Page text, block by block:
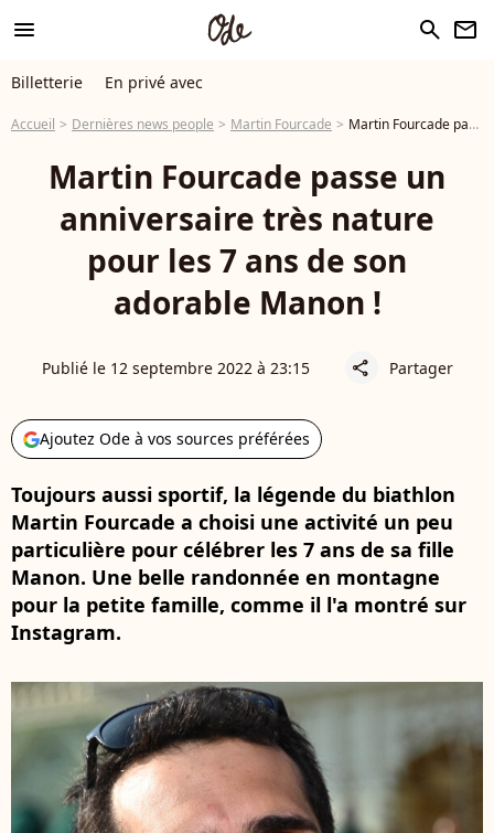
menu search newsletter
Billetterie En privé avec
Accueil Dernières news people Martin Fourcade Martin Fourcade passe un anniversaire très nature pour les 7 ans de son adorable Manon !
Martin Fourcade passe un
anniversaire très nature
pour les 7 ans de son
adorable Manon !
Publié le 12 septembre 2022 à 23:15 share Partager
Ajoutez Ode à vos sources préférées
Toujours aussi sportif, la légende du biathlon
Martin Fourcade a choisi une activité un peu
particulière pour célébrer les 7 ans de sa fille
Manon. Une belle randonnée en montagne
pour la petite famille, comme il l'a montré sur
Instagram.